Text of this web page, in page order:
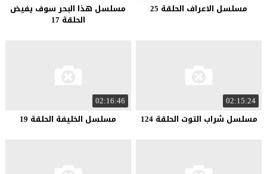
مسلسل الاعراف الحلقة 25
مسلسل هذا البحر سوف يفيض
الحلقة 17
02:15:24
مسلسل شراب التوت الحلقة 124
02:16:46
مسلسل الخليفة الحلقة 19